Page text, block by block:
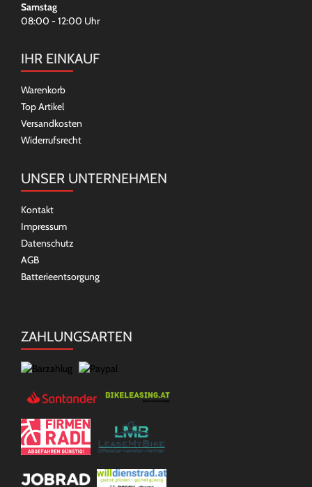
Samstag
08:00 - 12:00 Uhr
IHR EINKAUF
Warenkorb
Top Artikel
Versandkosten
Widerrufsrecht
UNSER UNTERNEHMEN
Kontakt
Impressum
Datenschutz
AGB
Batterieentsorgung
ZAHLUNGSARTEN